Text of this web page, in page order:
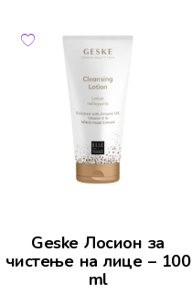
Geske Лосион за
чистење на лице – 100
ml